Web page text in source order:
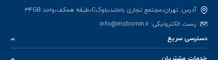
آدرس: تهران،مجتمع تجاری باملند،بلوکC،طبقه همکف،واحد 34GB
پست الکترونیکی:info@mobomin.ir
دسترسی سریع
خدمات مشتریان